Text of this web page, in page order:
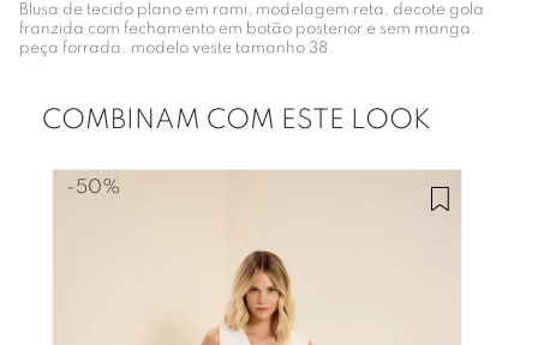
Blusa de tecido plano em rami, modelagem reta, decote gola
franzida com fechamento em botão posterior e sem manga.
peça forrada. modelo veste tamanho 38.
COMBINAM COM ESTE LOOK
-50%